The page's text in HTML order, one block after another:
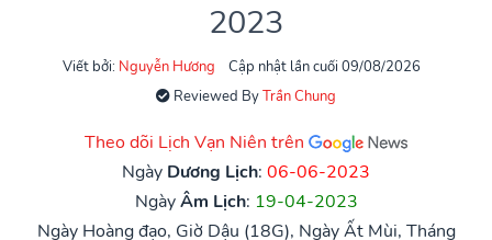
2023
Viết bởi: Nguyễn Hương
Cập nhật lần cuối 09/08/2026
Reviewed ByTrần Chung
Theo dõi Lịch Vạn Niên trên
Ngày Dương Lịch: 06-06-2023
NgàyÂm Lịch: 19-04-2023
Ngày Hoàng đạo, Giờ Dậu (18G), Ngày Ất Mùi, Tháng